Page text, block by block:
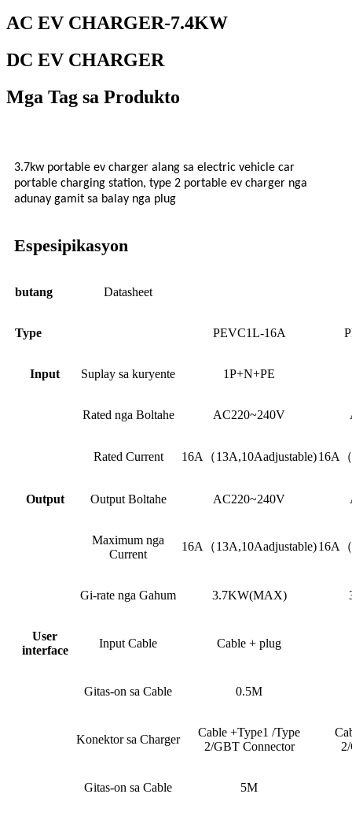
AC EV CHARGER-7.4KW
DC EV CHARGER
Mga Tag sa Produkto
3.7kw portable ev charger alang sa electric vehicle car
portable charging station, type 2 portable ev charger nga
adunay gamit sa balay nga plug
Espesipikasyon
butang Datasheet
Type PEVC1L-16A
Input Suplay sa kuryente 1P+N+PE
Rated nga Boltahe AC220~240V
Rated Current 16A（13A,10Aadjustable)16A
Output Output Boltahe AC220~240V
Maximum nga
Current
16A（13A,10Aadjustable)16A
Gi-rate nga Gahum 3.7KW(MAX)
User
interface
Input Cable Cable + plug
Gitas-on sa Cable 0.5M
Konektor sa Charger
Cable +Type1 /Type
2/GBT Connector
Gitas-on sa Cable 5M